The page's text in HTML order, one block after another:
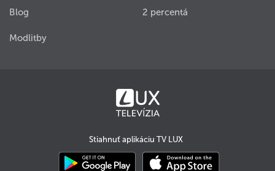
Blog
Modlitby
2 percentá
Stiahnuť aplikáciu TV LUX